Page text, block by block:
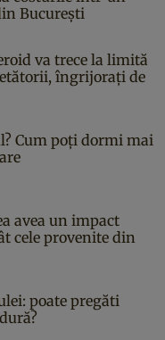
București
va trece la limită
îngrijorați de
Cum poți dormi mai
avea un impact
cele provenite din
poate pregăti